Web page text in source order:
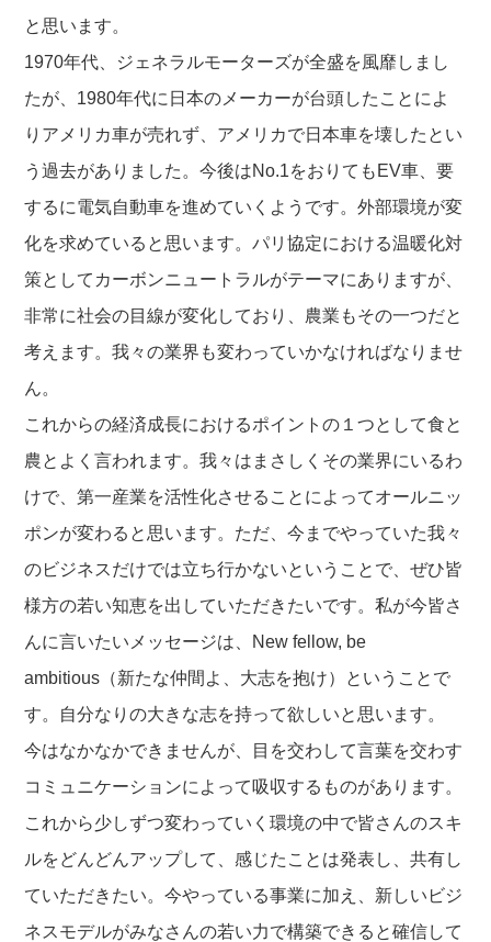
と思います。
1970年代、ジェネラルモーターズが全盛を風靡しまし
たが、1980年代に日本のメーカーが台頭したことによ
りアメリカ車が売れず、アメリカで日本車を壊したとい
う過去がありました。今後はNo.1をおりてもEV車、要
するに電気自動車を進めていくようです。外部環境が変
化を求めていると思います。パリ協定における温暖化対
策としてカーボンニュートラルがテーマにありますが、
非常に社会の目線が変化しており、農業もその一つだと
考えます。我々の業界も変わっていかなければなりませ
ん。
これからの経済成長におけるポイントの１つとして食と
農とよく言われます。我々はまさしくその業界にいるわ
けで、第一産業を活性化させることによってオールニッ
ポンが変わると思います。ただ、今までやっていた我々
のビジネスだけでは立ち行かないということで、ぜひ皆
様方の若い知恵を出していただきたいです。私が今皆さ
んに言いたいメッセージは、New fellow, be
ambitious（新たな仲間よ、大志を抱け）ということで
す。自分なりの大きな志を持って欲しいと思います。
今はなかなかできませんが、目を交わして言葉を交わす
コミュニケーションによって吸収するものがあります。
これから少しずつ変わっていく環境の中で皆さんのスキ
ルをどんどんアップして、感じたことは発表し、共有し
ていただきたい。今やっている事業に加え、新しいビジ
ネスモデルがみなさんの若い力で構築できると確信して